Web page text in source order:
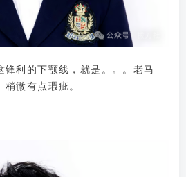
锋利的下颚线，就是。。。老马
微有点瑕疵。